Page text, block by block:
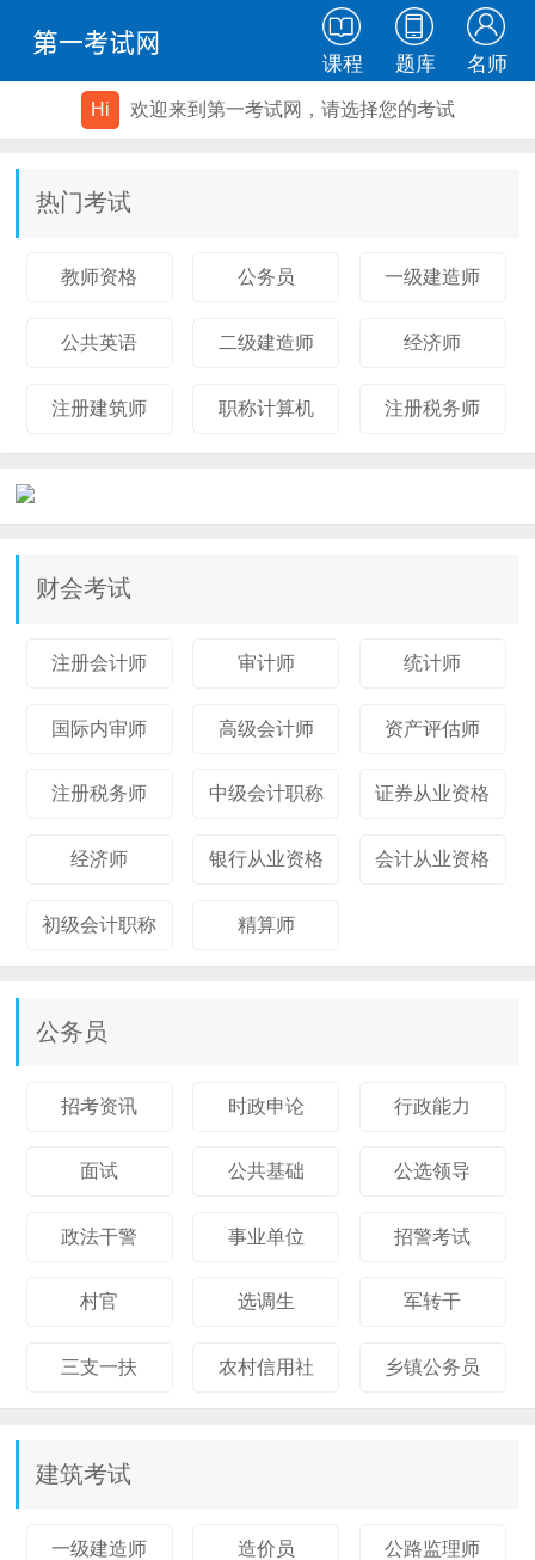
课程 题库 名师
Hi 欢迎来到第一考试网，请选择您的考试
热门考试
教师资格 公务员 一级建造师
公共英语 二级建造师 经济师
注册建筑师 职称计算机 注册税务师
财会考试
注册会计师 审计师 统计师
国际内审师 高级会计师 资产评估师
注册税务师 中级会计职称 证券从业资格
经济师 银行从业资格 会计从业资格
初级会计职称 精算师
公务员
招考资讯 时政申论 行政能力
面试 公共基础 公选领导
政法干警 事业单位 招警考试
村官 选调生 军转干
三支一扶 农村信用社 乡镇公务员
建筑考试
一级建造师 造价员 公路监理师